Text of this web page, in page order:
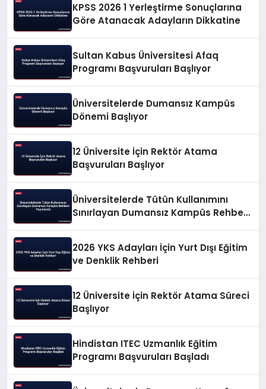
KPSS 2026 1 Yerleştirme Sonuçlarına
Göre Atanacak Adayların Dikkatine
Sultan Kabus Üniversitesi Afaq
Programı Başvuruları Başlıyor
Üniversitelerde Dumansız Kampüs
Dönemi Başlıyor
12 Üniversite İçin Rektör Atama
Başvuruları Başlıyor
Üniversitelerde Tütün Kullanımını
Sınırlayan Dumansız Kampüs Rehberi
2026 YKS Adayları İçin Yurt Dışı Eğitim
ve Denklik Rehberi
12 Üniversite İçin Rektör Atama Süreci
Başlıyor
Hindistan ITEC Uzmanlık Eğitim
Programı Başvuruları Başladı